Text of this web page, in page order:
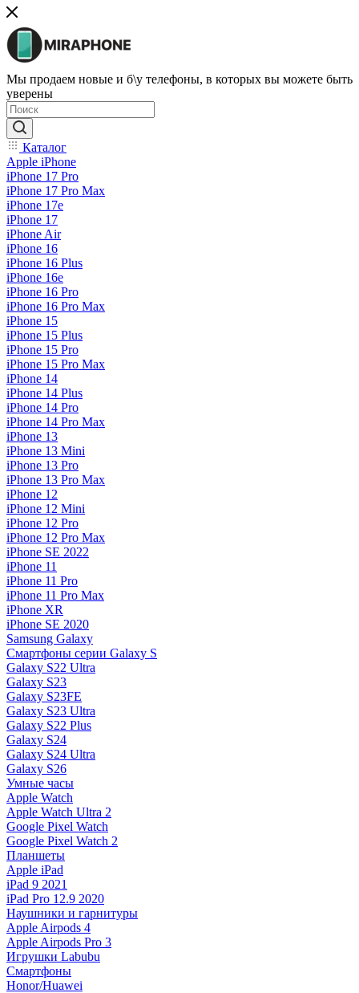
Мы продаем новые и б\у телефоны, в которых вы можете быть
уверены
Каталог
Apple iPhone
iPhone 17 Pro
iPhone 17 Pro Max
iPhone 17e
iPhone 17
iPhone Air
iPhone 16
iPhone 16 Plus
iPhone 16e
iPhone 16 Pro
iPhone 16 Pro Max
iPhone 15
iPhone 15 Plus
iPhone 15 Pro
iPhone 15 Pro Max
iPhone 14
iPhone 14 Plus
iPhone 14 Pro
iPhone 14 Pro Max
iPhone 13
iPhone 13 Mini
iPhone 13 Pro
iPhone 13 Pro Max
iPhone 12
iPhone 12 Mini
iPhone 12 Pro
iPhone 12 Pro Max
iPhone SE 2022
iPhone 11
iPhone 11 Pro
iPhone 11 Pro Max
iPhone XR
iPhone SE 2020
Samsung Galaxy
Смартфоны серии Galaxy S
Galaxy S22 Ultra
Galaxy S23
Galaxy S23FE
Galaxy S23 Ultra
Galaxy S22 Plus
Galaxy S24
Galaxy S24 Ultra
Galaxy S26
Умные часы
Apple Watch
Apple Watch Ultra 2
Google Pixel Watch
Google Pixel Watch 2
Планшеты
Apple iPad
iPad 9 2021
iPad Pro 12.9 2020
Наушники и гарнитуры
Apple Airpods 4
Apple Airpods Pro 3
Игрушки Labubu
Смартфоны
Honor/Huawei